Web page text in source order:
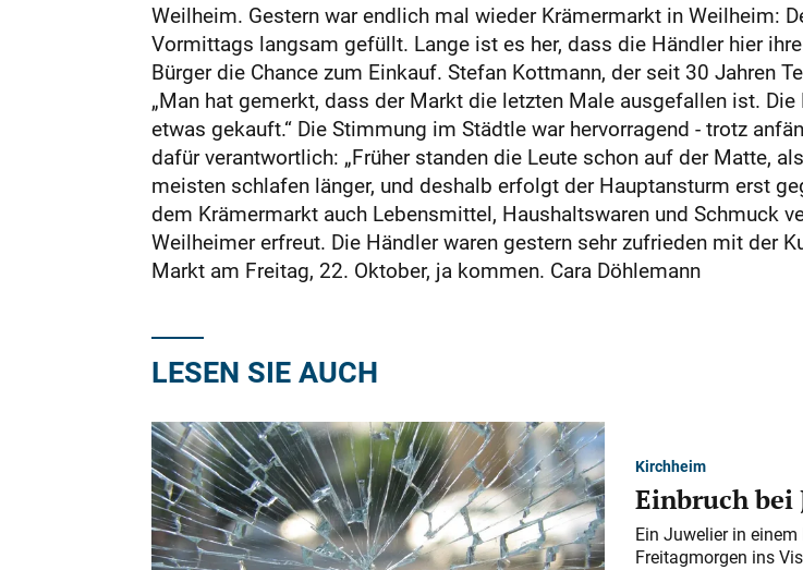
Weilheim. Gestern war endlich mal wieder Krämermarkt in Weilheim:
Vormittags langsam gefüllt. Lange ist es her, dass die Händler hier
Bürger die Chance zum Einkauf. Stefan Kottmann, der seit 30 Jahren
„Man hat gemerkt, dass der Markt die letzten Male ausgefallen ist.
etwas gekauft.“ Die Stimmung im Städtle war hervorragend - trotz
dafür verantwortlich: „Früher standen die Leute schon auf der Matte,
meisten schlafen länger, und deshalb erfolgt der Hauptansturm erst
dem Krämermarkt auch Lebensmittel, Haushaltswaren und Schmuck
Weilheimer erfreut. Die Händler waren gestern sehr zufrieden mit der
Markt am Freitag, 22. Oktober, ja kommen. Cara Döhlemann
LESEN SIE AUCH
Kirchheim
Einbruch bei
Ein Juwelier in
Freitagmorgen ins